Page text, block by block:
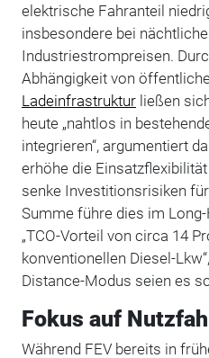
elektrische Fahranteil
insbesondere bei
Industriestrompreisen.
Abhängigkeit von
Ladeinfrastrukturließen
heute „nahtlos in
integrieren“, argumentiert
erhöhe die
senke Investitionsrisiken
Summe führe dies im
„TCO-Vorteil von circa 14
konventionellen Diesel-
Distance-Modus seien es
Fokus auf
Während FEV bereits in